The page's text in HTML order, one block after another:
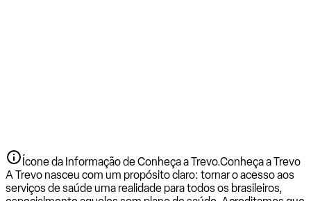
Ícone da Informação de Conheça a Trevo.Conheça a Trevo
A Trevo nasceu com um propósito claro: tornar o acesso aos
serviços de saúde uma realidade para todos os brasileiros,